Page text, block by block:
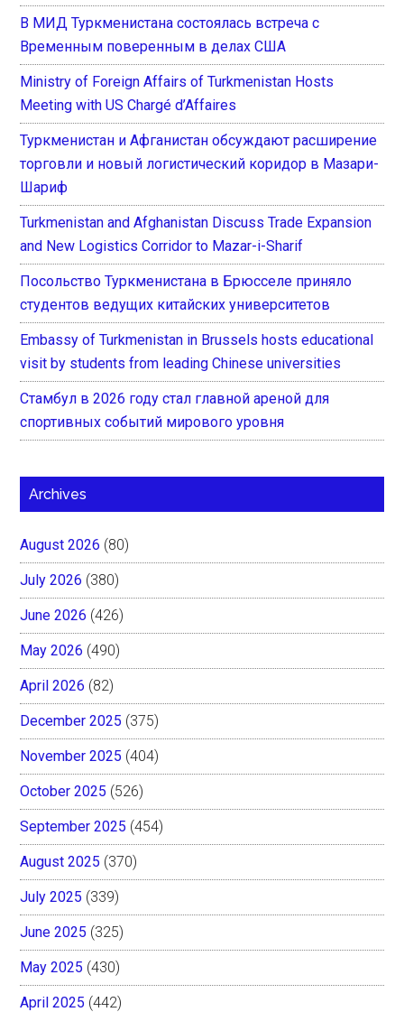
В МИД Туркменистана состоялась встреча с
Временным поверенным в делах США
Ministry of Foreign Affairs of Turkmenistan Hosts
Meeting with US Chargé d’Affaires
Туркменистан и Афганистан обсуждают расширение
торговли и новый логистический коридор в Мазари-
Шариф
Turkmenistan and Afghanistan Discuss Trade Expansion
and New Logistics Corridor to Mazar-i-Sharif
Посольство Туркменистана в Брюсселе приняло
студентов ведущих китайских университетов
Embassy of Turkmenistan in Brussels hosts educational
visit by students from leading Chinese universities
Стамбул в 2026 году стал главной ареной для
спортивных событий мирового уровня
Archives
August 2026 (80)
July 2026 (380)
June 2026 (426)
May 2026 (490)
April 2026 (82)
December 2025 (375)
November 2025 (404)
October 2025 (526)
September 2025 (454)
August 2025 (370)
July 2025 (339)
June 2025 (325)
May 2025 (430)
April 2025 (442)